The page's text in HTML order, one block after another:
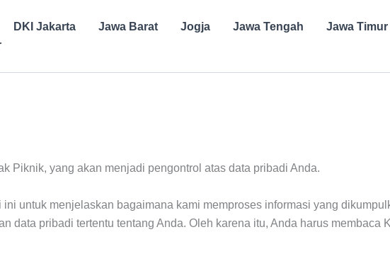
DKI Jakarta Jawa Barat Jogja Jawa Tengah Jawa Timur
Piknik, yang akan menjadi pengontrol atas data pribadi Anda.
untuk menjelaskan bagaimana kami memproses informasi yang
data pribadi tertentu tentang Anda. Oleh karena itu, Anda harus